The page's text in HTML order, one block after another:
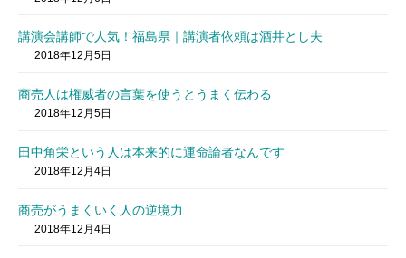
講演会講師で人気！福島県｜講演者依頼は酒井とし夫
2018年12月5日
商売人は権威者の言葉を使うとうまく伝わる
2018年12月5日
田中角栄という人は本来的に運命論者なんです
2018年12月4日
商売がうまくいく人の逆境力
2018年12月4日